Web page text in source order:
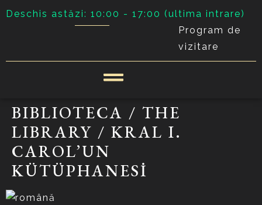
Deschis astăzi: 10:00 - 17:00 (ultima intrare)
Program de
vizitare
BIBLIOTECA / THE
LIBRARY / KRAL I.
CAROL’UN
KÜTÜPHANESİ